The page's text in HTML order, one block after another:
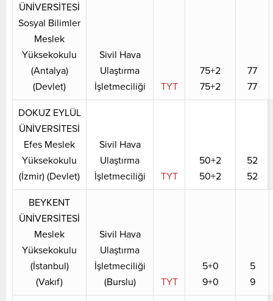
ÜNİVERSİTESİ
Sosyal Bilimler
Meslek
Yüksekokulu
(Antalya)
(Devlet)
Sivil Hava
Ulaştırma
İşletmeciliği
TYT
75+2
75+2
77
77
DOKUZ EYLÜL
ÜNİVERSİTESİ
Efes Meslek
Yüksekokulu
(İzmir) (Devlet)
Sivil Hava
Ulaştırma
İşletmeciliği
TYT
50+2
50+2
52
52
BEYKENT
ÜNİVERSİTESİ
Meslek
Yüksekokulu
(İstanbul)
(Vakıf)
Sivil Hava
Ulaştırma
İşletmeciliği
(Burslu)
TYT
5+0
9+0
5
9